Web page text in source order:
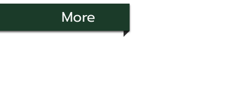
More